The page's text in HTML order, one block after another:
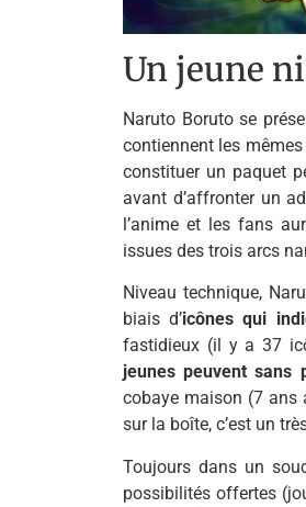
Un jeune
Naruto Boruto se
contiennent les
constituer un paquet
avant d’affronter un
l’anime et les fans
issues des trois arcs
Niveau technique,
biais d’icônes qui
fastidieux (il y a 37
jeunes peuvent sans
cobaye maison (7 ans
sur la boîte, c’est un
Toujours dans un
possibilités offertes